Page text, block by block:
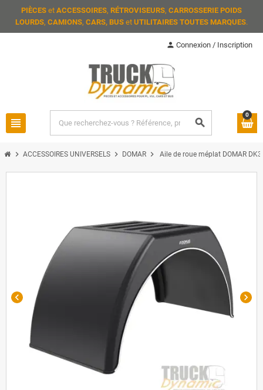
PIÈCES et ACCESSOIRES, RÉTROVISEURS, CARROSSERIE POIDS
LOURDS, CAMIONS, CARS, BUS et UTILITAIRES TOUTES MARQUES.
view_headline search
person Connexion / Inscription
0
chevron_right ACCESSOIRES UNIVERSELS chevron_right DOMAR chevron_right Aile de roue méplat DOMAR
chevron_left chevron_right